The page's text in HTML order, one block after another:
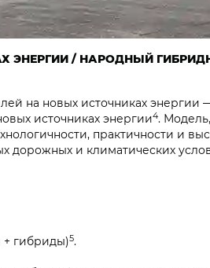
ЭНЕРГИИ / НАРОДНЫЙ
на новых источниках энергии
источниках энергии4.
практичности и
дорожных и климатических
+ гибриды)5.